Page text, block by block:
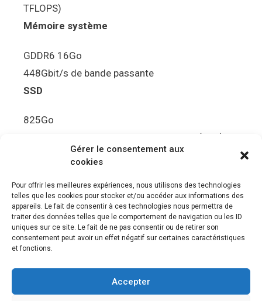
Gérer le consentement aux
cookies
Pour offrir les meilleures expériences, nous utilisons des technologies
telles que les cookies pour stocker et/ou accéder aux informations des
appareils. Le fait de consentir à ces technologies nous permettra de
traiter des données telles que le comportement de navigation ou les ID
uniques sur ce site. Le fait de ne pas consentir ou de retirer son
consentement peut avoir un effet négatif sur certaines caractéristiques
et fonctions.
Accepter
TFLOPS)
Mémoire système
GDDR6 16Go
448Gbit/s de bande passante
SSD
825Go
5.5Gbit/s de bande passante en lecture (Brut)
Disque de jeu PS5
Ultra HD Blu-ray™, jusqu’à 100Go/disque
Sortie vidéo
Compatibilité avec les téléviseurs 4K 120Hz et
8K, VRR (spécification HDMI v. 2.1)
“Tempest” 3D AudioTec